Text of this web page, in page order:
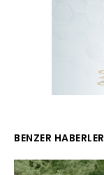
BENZER HABERLER